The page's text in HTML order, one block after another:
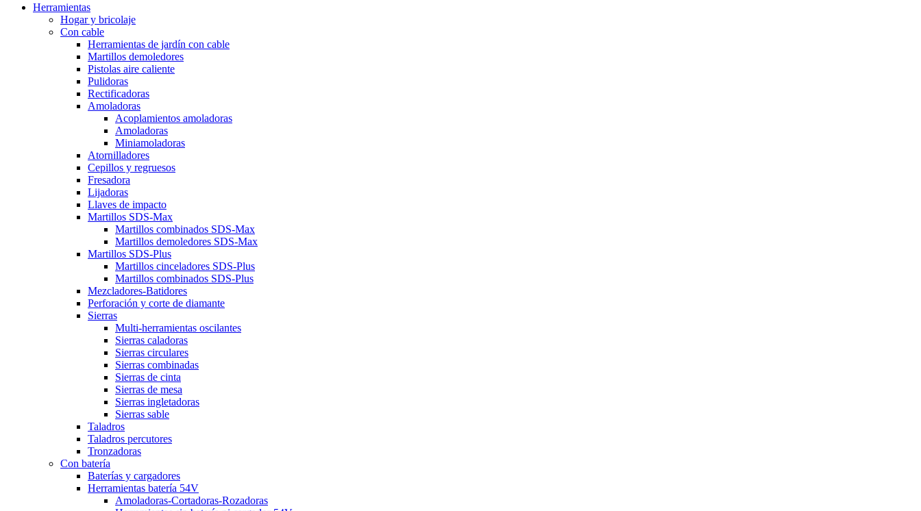
Herramientas
Hogar y bricolaje
Con cable
Herramientas de jardín con cable
Martillos demoledores
Pistolas aire caliente
Pulidoras
Rectificadoras
Amoladoras
Acoplamientos amoladoras
Amoladoras
Miniamoladoras
Atornilladores
Cepillos y regruesos
Fresadora
Lijadoras
Llaves de impacto
Martillos SDS-Max
Martillos combinados SDS-Max
Martillos demoledores SDS-Max
Martillos SDS-Plus
Martillos cinceladores SDS-Plus
Martillos combinados SDS-Plus
Mezcladores-Batidores
Perforación y corte de diamante
Sierras
Multi-herramientas oscilantes
Sierras caladoras
Sierras circulares
Sierras combinadas
Sierras de cinta
Sierras de mesa
Sierras ingletadoras
Sierras sable
Taladros
Taladros percutores
Tronzadoras
Con batería
Baterías y cargadores
Herramientas batería 54V
Amoladoras-Cortadoras-Rozadoras